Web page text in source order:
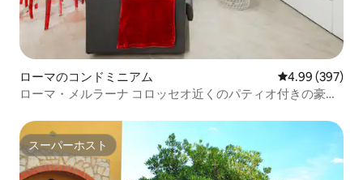
ローマのコンドミニアム レビュー397
4.99 (397)
ローマ・メルラーナ コロッセオ近くのパティオ付きの豪華
スーパーホスト
スーパーホスト